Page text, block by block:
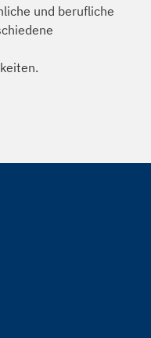
und berufliche